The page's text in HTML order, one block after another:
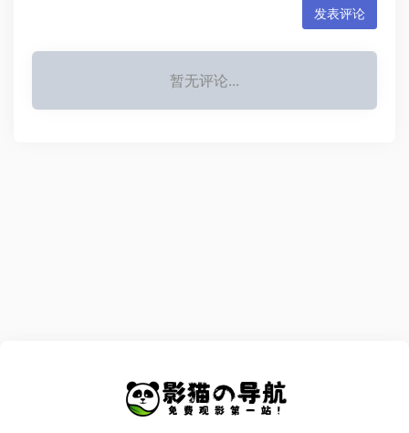
发表评论
暂无评论...